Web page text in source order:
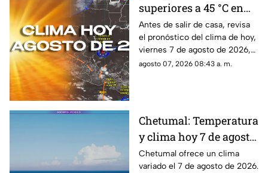
superiores a 45 °C en
Quintana Roo?
Pronóstico del clima
HOY, viernes 7 de
agosto de 2026, en
Antes de salir de casa, revisa
el pronóstico del clima de hoy,
viernes 7 de agosto de 2026,
en Cancún y el resto de
agosto 07, 2026 08:43 a. m.
Chetumal: Temperatura
y clima hoy 7 de agosto
de 2026.
Chetumal ofrece un clima
variado el 7 de agosto de 2026.